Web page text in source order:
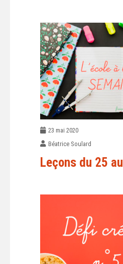
23 mai 2020
Béatrice Soulard
Leçons du 25